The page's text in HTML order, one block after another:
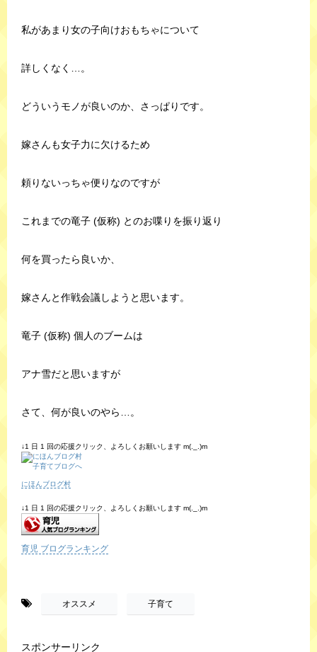
私があまり女の子向けおもちゃについて
詳しくなく…。
どういうモノが良いのか、さっぱりです。
嫁さんも女子力に欠けるため
頼りないっちゃ便りなのですが
これまでの竜子 (仮称) とのお喋りを振り返り
何を買ったら良いか、
嫁さんと作戦会議しようと思います。
竜子 (仮称) 個人のブームは
アナ雪だと思いますが
さて、何が良いのやら…。
↓1 日 1 回の応援クリック、よろしくお願いします m(._.)m
にほんブログ村
↓1 日 1 回の応援クリック、よろしくお願いします m(._.)m
育児 ブログランキング
オススメ 子育て
スポンサーリンク